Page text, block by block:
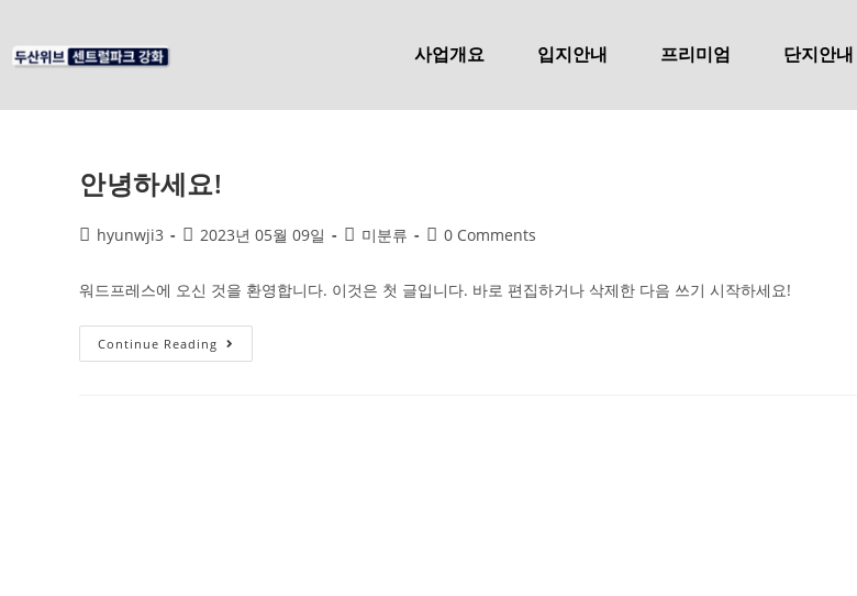
사업개요 입지안내 프리미엄 단지안내
안녕하세요!
hyunwji3 2023년 05월 09일 미분류 0 Comments
워드프레스에 오신 것을 환영합니다. 이것은 첫 글입니다. 바로 편집하거나 삭제한 다음 쓰기 시작하세요!
Continue Reading